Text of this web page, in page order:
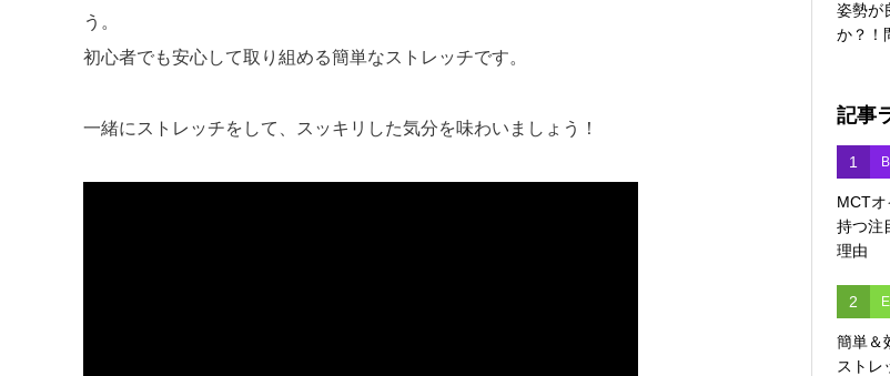
う。
初心者でも安心して取り組める簡単なストレッチです。
一緒にストレッチをして、スッキリした気分を味わいましょう！
姿勢が
か？！
記事
1
MCT
持つ注
理由
2
簡単＆
ストレ